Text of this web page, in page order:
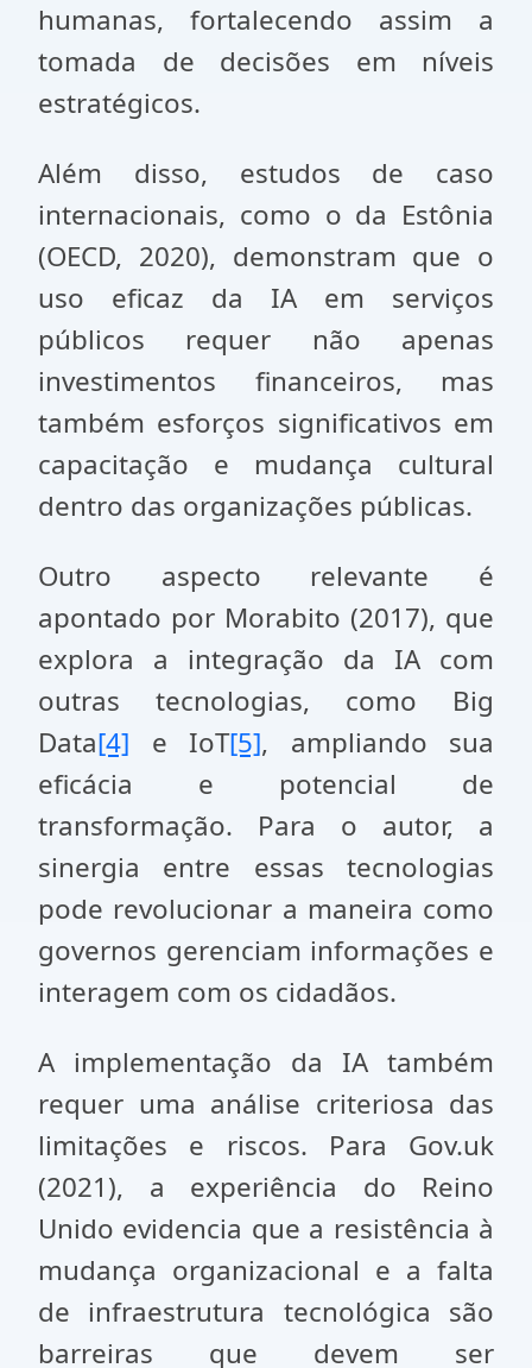
humanas, fortalecendo assim a
tomada de decisões em níveis
estratégicos.
Além disso, estudos de caso
internacionais, como o da Estônia
(OECD, 2020), demonstram que o
uso eficaz da IA em serviços
públicos requer não apenas
investimentos financeiros, mas
também esforços significativos em
capacitação e mudança cultural
dentro das organizações públicas.
Outro aspecto relevante é
apontado por Morabito (2017), que
explora a integração da IA com
outras tecnologias, como Big
Data[4] e IoT[5], ampliando sua
eficácia e potencial de
transformação. Para o autor, a
sinergia entre essas tecnologias
pode revolucionar a maneira como
governos gerenciam informações e
interagem com os cidadãos.
A implementação da IA também
requer uma análise criteriosa das
limitações e riscos. Para Gov.uk
(2021), a experiência do Reino
Unido evidencia que a resistência à
mudança organizacional e a falta
de infraestrutura tecnológica são
barreiras que devem ser